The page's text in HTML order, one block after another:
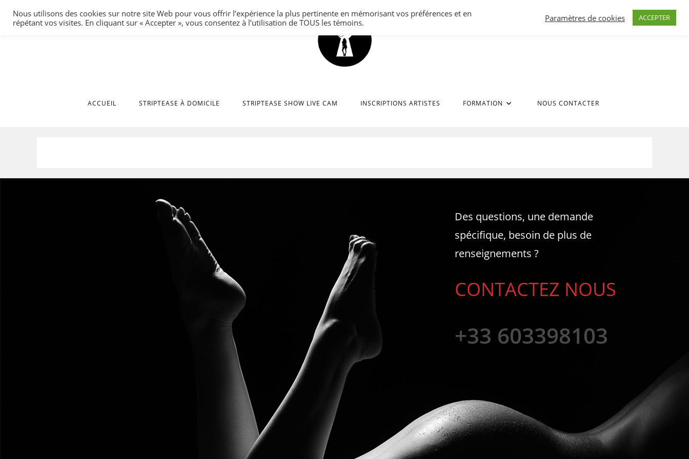
ACCUEIL STRIPTEASE À DOMICILE STRIPTEASE SHOW LIVE CAM INSCRIPTIONS ARTISTES FORMATION NOUS CONTACTER
Des questions, une demande
spécifique, besoin de plus de
renseignements ?
CONTACTEZ NOUS
+33 603398103
Nous utilisons des cookies sur notre site Web pour vous offrir l’expérience la plus pertinente en mémorisant vos préférences et en
répétant vos visites. En cliquant sur « Accepter », vous consentez à l’utilisation de TOUS les témoins.
Paramètres de cookies ACCEPTER